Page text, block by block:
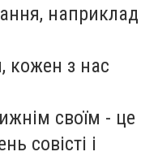
наприклад
кожен з нас
своїм - це
совісті і